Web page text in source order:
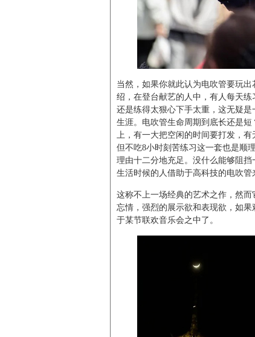
当然，如果你就此认为电吹管要玩
绍，在登台献艺的人中，有人每天
还是练得太狠心下手太重，这无疑
生涯。电吹管生命周期到底长还是
上，有一大把空闲的时间要打发，
但不吃8小时刻苦练习这一套也是顺
理由十二分地充足。没什么能够阻
生活时候的人借助于高科技的电吹管
这称不上一场经典的艺术之作，然而
忘情，强烈的展示欲和表现欲，如
于某节联欢音乐会之中了。